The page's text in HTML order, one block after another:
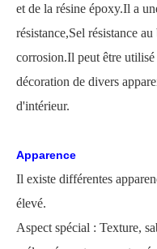
et de la résine époxy.Il a
résistance,Sel résistance
corrosion.Il peut être
décoration de divers
d'intérieur.
Apparence
Il existe différentes
élevé.
Aspect spécial : Texture,